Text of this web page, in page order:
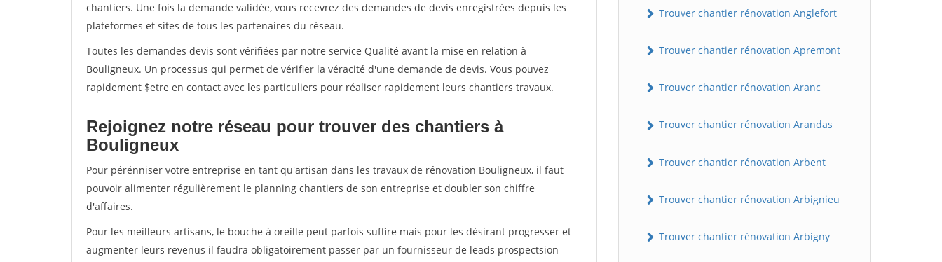
chantiers. Une fois la demande validée, vous recevrez des demandes de devis enregistrées depuis les
plateformes et sites de tous les partenaires du réseau.
Toutes les demandes devis sont vérifiées par notre service Qualité avant la mise en relation à
Bouligneux. Un processus qui permet de vérifier la véracité d'une demande de devis. Vous pouvez
rapidement $etre en contact avec les particuliers pour réaliser rapidement leurs chantiers travaux.
Rejoignez notre réseau pour trouver des chantiers à
Bouligneux
Pour pérénniser votre entreprise en tant qu'artisan dans les travaux de rénovation Bouligneux, il faut
pouvoir alimenter régulièrement le planning chantiers de son entreprise et doubler son chiffre
d'affaires.
Pour les meilleurs artisans, le bouche à oreille peut parfois suffire mais pour les désirant progresser et
augmenter leurs revenus il faudra obligatoirement passer par un fournisseur de leads prospectsion
Trouver chantier rénovation Anglefort
Trouver chantier rénovation Apremont
Trouver chantier rénovation Aranc
Trouver chantier rénovation Arandas
Trouver chantier rénovation Arbent
Trouver chantier rénovation Arbignieu
Trouver chantier rénovation Arbigny